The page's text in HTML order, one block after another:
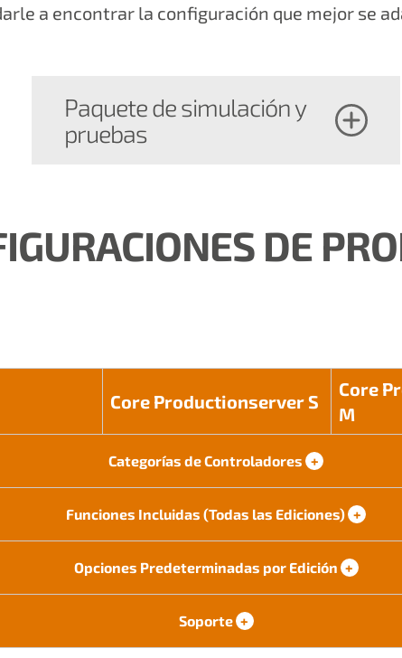
a encontrar la configuración que mejor se
Paquete de simulación y
pruebas
DE
Core Productionserver S
Core
M
Categorías de Controladores +
Funciones Incluidas (Todas las Ediciones) +
Opciones Predeterminadas por Edición +
Soporte +